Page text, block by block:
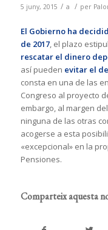
5 juny, 2015 / a / per
El Gobierno ha
de 2017, el plazo
rescatar el dinero
así pueden evitar el
consta en una de las
Congreso al proyecto
embargo, al margen
ninguna de las otras
acogerse a esta
«excepcional» en la
Pensiones.
Comparteix aquesta